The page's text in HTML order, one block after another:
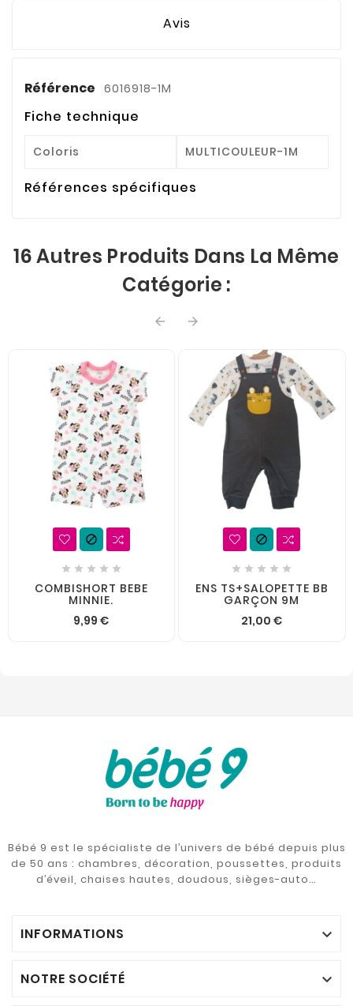
Avis
Référence 6016918-1M
Fiche technique
Coloris MULTICOULEUR-1M
Références spécifiques
16 Autres Produits Dans La Même
Catégorie :
 

    
COMBISHORT BEBE
MINNIE.
9,99 €

    
ENS TS+SALOPETTE BB
GARÇON 9M
21,00 €
Bébé 9 est le spécialiste de l’univers de bébé depuis plus
de 50 ans : chambres, décoration, poussettes, produits
d’éveil, chaises hautes, doudous, sièges-auto…
INFORMATIONS 
NOTRE SOCIÉTÉ 